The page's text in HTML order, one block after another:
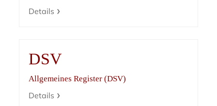
Details
DSV
Allgemeines Register (DSV)
Details